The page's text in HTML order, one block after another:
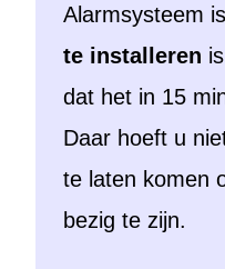
Alarmsysteem
te installeren
dat het in 15
Daar hoeft u
te laten komen
bezig te zijn.